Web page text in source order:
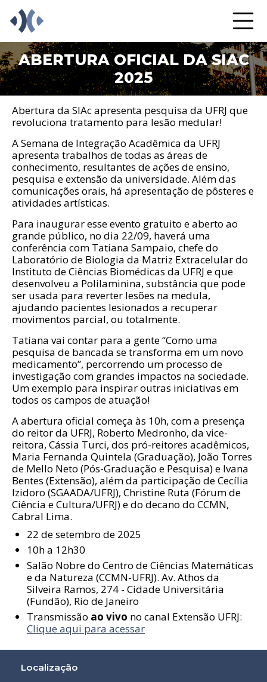
ABERTURA OFICIAL DA SIAC
2025
Abertura da SIAc apresenta pesquisa da UFRJ que
revoluciona tratamento para lesão medular!
A Semana de Integração Acadêmica da UFRJ
apresenta trabalhos de todas as áreas de
conhecimento, resultantes de ações de ensino,
pesquisa e extensão da universidade. Além das
comunicações orais, há apresentação de pôsteres e
atividades artísticas.
Para inaugurar esse evento gratuito e aberto ao
grande público, no dia 22/09, haverá uma
conferência com Tatiana Sampaio, chefe do
Laboratório de Biologia da Matriz Extracelular do
Instituto de Ciências Biomédicas da UFRJ e que
desenvolveu a Polilaminina, substância que pode
ser usada para reverter lesões na medula,
ajudando pacientes lesionados a recuperar
movimentos parcial, ou totalmente.
Tatiana vai contar para a gente “Como uma
pesquisa de bancada se transforma em um novo
medicamento”, percorrendo um processo de
investigação com grandes impactos na sociedade.
Um exemplo para inspirar outras iniciativas em
todos os campos de atuação!
A abertura oficial começa às 10h, com a presença
do reitor da UFRJ, Roberto Medronho, da vice-
reitora, Cássia Turci, dos pró-reitores acadêmicos,
Maria Fernanda Quintela (Graduação), João Torres
de Mello Neto (Pós-Graduação e Pesquisa) e Ivana
Bentes (Extensão), além da participação de Cecília
Izidoro (SGAADA/UFRJ), Christine Ruta (Fórum de
Ciência e Cultura/UFRJ) e do decano do CCMN,
Cabral Lima.
22 de setembro de 2025
10h a 12h30
Salão Nobre do Centro de Ciências Matemáticas
e da Natureza (CCMN-UFRJ). Av. Athos da
Silveira Ramos, 274 - Cidade Universitária
(Fundão), Rio de Janeiro
Transmissão ao vivo no canal Extensão UFRJ:
Clique aqui para acessar
Localização